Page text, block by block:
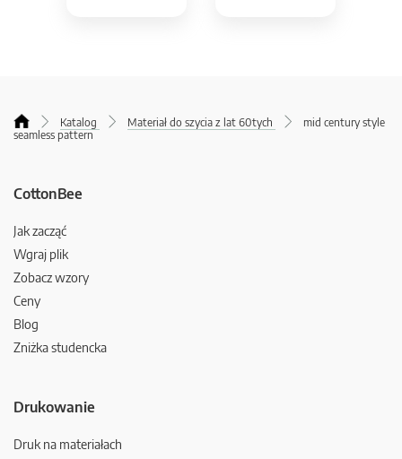
Katalog Materiał do szycia z lat 60tych
mid century style
seamless pattern
CottonBee
Jak zacząć
Wgraj plik
Zobacz wzory
Ceny
Blog
Zniżka studencka
Drukowanie
Druk na materiałach